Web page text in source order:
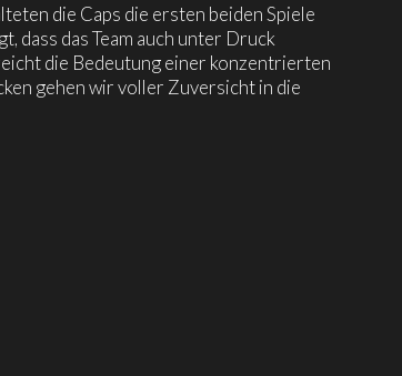
die Caps die ersten beiden Spiele
dass das Team auch unter Druck
die Bedeutung einer konzentrierten
gehen wir voller Zuversicht in die